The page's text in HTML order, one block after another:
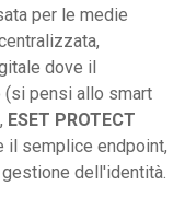
per le medie
dove il
pensi allo smart
ESET PROTECT
il semplice endpoint,
dell'identità.